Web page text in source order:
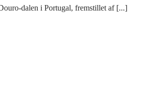
dalen i Portugal, fremstillet af [...]